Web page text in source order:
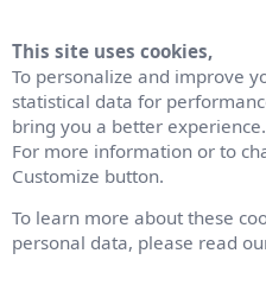
de notre blog
pour se reconvertir
aux entreprises
IA
This site uses cookies,
To personalize and improve
statistical data for
bring you a better experience.
For more information or to
Customize button.
To learn more about these
personal data, please read